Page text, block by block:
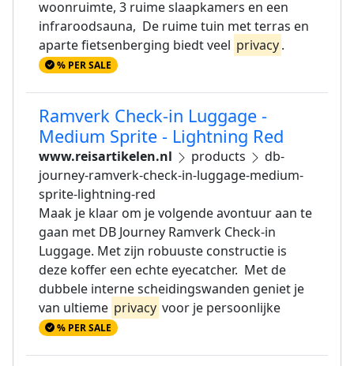
woonruimte, 3 ruime slaapkamers en een
infraroodsauna, De ruime tuin met terras en
aparte fietsenberging biedt veel privacy.
% PER SALE
Ramverk Check-in Luggage -
Medium Sprite - Lightning Red
www.reisartikelen.nl products
db-
journey-ramverk-check-in-luggage-medium-
sprite-lightning-red
Maak je klaar om je volgende avontuur aan te
gaan met DB Journey Ramverk Check-in
Luggage. Met zijn robuuste constructie is
deze koffer een echte eyecatcher. Met de
dubbele interne scheidingswanden geniet je
van ultieme privacy voor je persoonlijke
% PER SALE